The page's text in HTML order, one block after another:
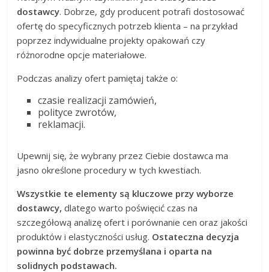
dostawcy. Dobrze, gdy producent potrafi dostosować
ofertę do specyficznych potrzeb klienta – na przykład
poprzez indywidualne projekty opakowań czy
różnorodne opcje materiałowe.
Podczas analizy ofert pamiętaj także o:
czasie realizacji zamówień,
polityce zwrotów,
reklamacji.
Upewnij się, że wybrany przez Ciebie dostawca ma
jasno określone procedury w tych kwestiach.
Wszystkie te elementy są kluczowe przy wyborze
dostawcy, dlatego warto poświęcić czas na
szczegółową analizę ofert i porównanie cen oraz jakości
produktów i elastyczności usług. Ostateczna decyzja
powinna być dobrze przemyślana i oparta na
solidnych podstawach.